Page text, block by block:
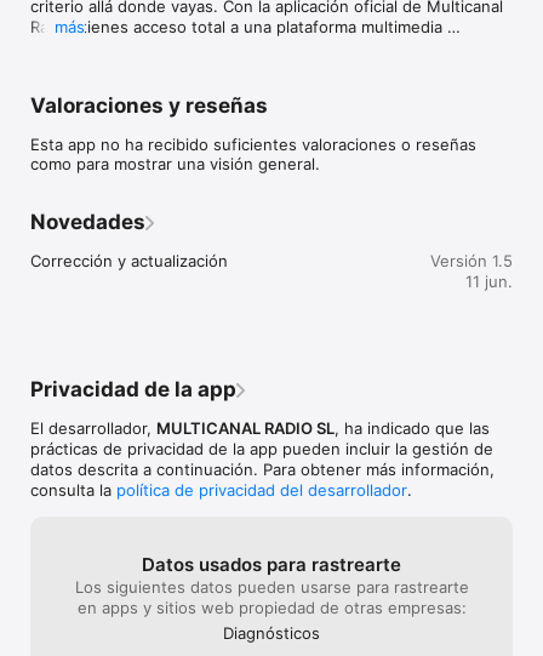
criterio allá donde vayas. Con la aplicación oficial de Multicanal
Radio, tienes acceso total a una plataforma multimedia
¿Qué ofrece nuestra App?
Radio en Directo 24/7: Sintoniza nuestra emisión en alta
fidelidad (Hi-Fi) desde cualquier lugar del mundo.
Experiencia Multimedia: No solo nos escuchas, ¡también nos
ves! Accede a programas estrella en vídeo de alta definición.
Podcasts y Vídeo a la Carta: Disfruta de tu contenido favorito
cuándo y cómo quieras. La biblioteca completa a un solo toque.
especiales exclusivas.
Nuestra Propia Red Social: Un espacio de libertad real.
Conecta, comparte y debate con otros oyentes en una
comunidad sin censura.
¿Por qué elegirnos? Multicanal Radio es más que una emisora;
permitiéndote alternar entre el directo, los podcasts y la red
social con total fluidez.
Únete a la resistencia cultural. Descarga la app de Multicanal
más
Valoraciones y reseñas
Esta app no ha recibido suficientes valoraciones o reseñas
como para mostrar una visión general.
Novedades
Corrección y actualización
Versión 1.5
11 jun.
Privacidad de la app
El desarrollador, MULTICANAL RADIO SL, ha indicado que las
prácticas de privacidad de la app pueden incluir la gestión de
datos descrita a continuación. Para obtener más información,
consulta la política de privacidad del desarrollador.
Datos usados para rastrearte
Los siguientes datos pueden usarse para rastrearte
en apps y sitios web propiedad de otras empresas:
Diagnósticos